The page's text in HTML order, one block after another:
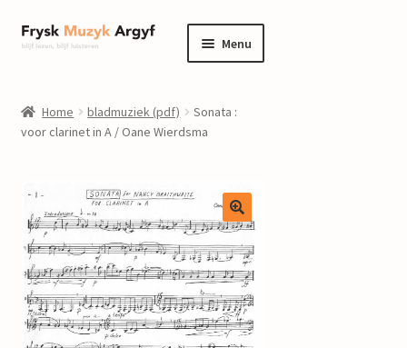
Ga
door
navigatie
Ga
naar
inhoud
Menu
informatie
uitvouwen
Componisten
nieuws
events
Home bladmuziek (pdf)
Sonata :
voor clarinet in A / Oane Wierdsma